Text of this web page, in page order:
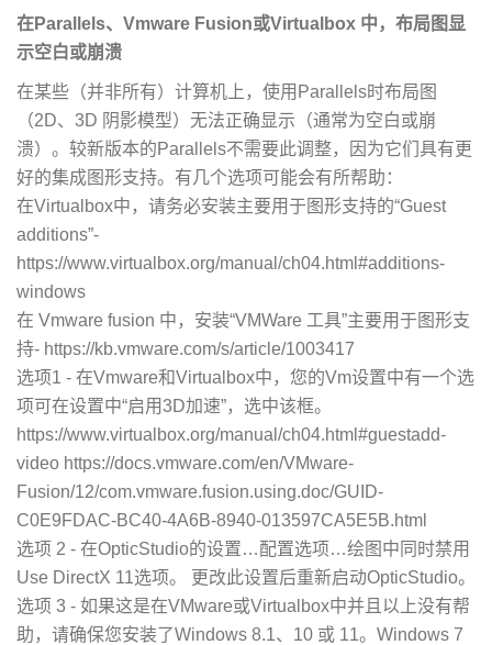
在Parallels、Vmware Fusion或Virtualbox 中，布局图显
示空白或崩溃
在某些（并非所有）计算机上，使用Parallels时布局图
（2D、3D 阴影模型）无法正确显示（通常为空白或崩
溃）。较新版本的Parallels不需要此调整，因为它们具有更
好的集成图形支持。有几个选项可能会有所帮助：
在Virtualbox中，请务必安装主要用于图形支持的“Guest
additions”-
https://www.virtualbox.org/manual/ch04.html#additions-
windows
在 Vmware fusion 中，安装“VMWare 工具”主要用于图形支
持- https://kb.vmware.com/s/article/1003417
选项1 - 在Vmware和Virtualbox中，您的Vm设置中有一个选
项可在设置中“启用3D加速”，选中该框。
https://www.virtualbox.org/manual/ch04.html#guestadd-
video https://docs.vmware.com/en/VMware-
Fusion/12/com.vmware.fusion.using.doc/GUID-
C0E9FDAC-BC40-4A6B-8940-013597CA5E5B.html
选项 2 - 在OpticStudio的设置…配置选项…绘图中同时禁用
Use DirectX 11选项。 更改此设置后重新启动OpticStudio。
选项 3 - 如果这是在VMware或Virtualbox中并且以上没有帮
助，请确保您安装了Windows 8.1、10 或 11。Windows 7